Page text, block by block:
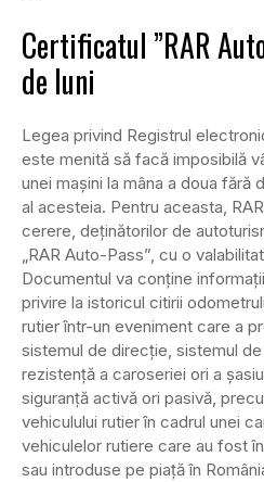
Certificatul ”RAR
de luni
Legea privind Registrul
este menită să facă imposibilă
unei mașini la mâna a doua fără
al acesteia. Pentru aceasta,
cerere, deţinătorilor de
„RAR Auto-Pass”, cu o
Documentul va conţine
privire la istoricul citirii
rutier într-un eveniment care a
sistemul de direcţie, sistemul
rezistenţă a caroseriei ori a
siguranţă activă ori pasivă,
vehiculului rutier în cadrul unei
vehiculelor rutiere care au fost
sau introduse pe piaţă în